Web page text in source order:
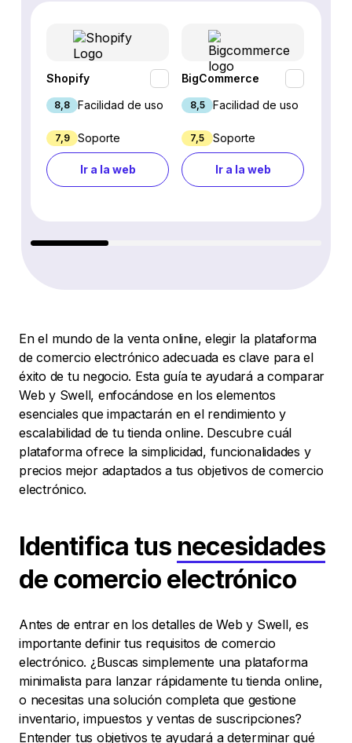
Shopify
8,8 Facilidad de uso
7,9 Soporte
Ir a la web
BigCommerce
8,5 Facilidad de uso
7,5 Soporte
Ir a la web
En el mundo de la venta online, elegir la plataforma
de comercio electrónico adecuada es clave para el
éxito de tu negocio. Esta guía te ayudará a comparar
Web y Swell, enfocándose en los elementos
esenciales que impactarán en el rendimiento y
escalabilidad de tu tienda online. Descubre cuál
plataforma ofrece la simplicidad, funcionalidades y
precios mejor adaptados a tus objetivos de comercio
electrónico.
Identifica tus necesidades
de comercio electrónico
Antes de entrar en los detalles de Web y Swell, es
importante definir tus requisitos de comercio
electrónico. ¿Buscas simplemente una plataforma
minimalista para lanzar rápidamente tu tienda online,
o necesitas una solución completa que gestione
inventario, impuestos y ventas de suscripciones?
Entender tus objetivos te ayudará a determinar qué